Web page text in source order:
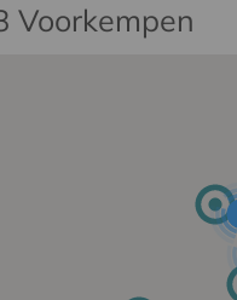
Voorkempen